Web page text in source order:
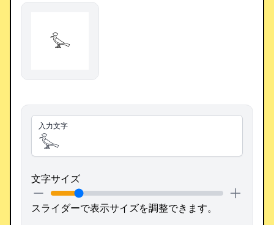
𓅙
入力文字
文字サイズ
スライダーで表示サイズを調整できます。